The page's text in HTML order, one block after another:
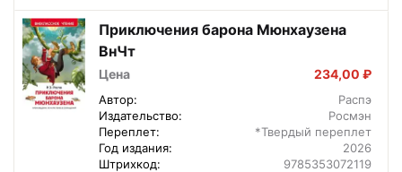
Приключения барона Мюнхаузена
ВнЧт
Цена 234,00 ₽
Автор:
Распэ
Издательство:
Росмэн
Переплет:
*Твердый переплет
Год издания:
2026
Штрихкод:
9785353072119